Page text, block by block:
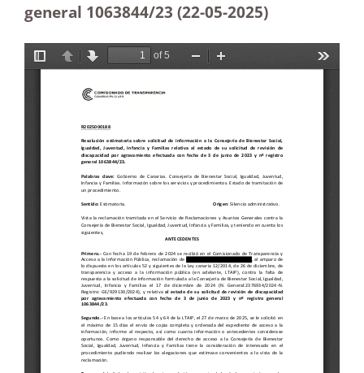
general 1063844/23 (22-05-2025)